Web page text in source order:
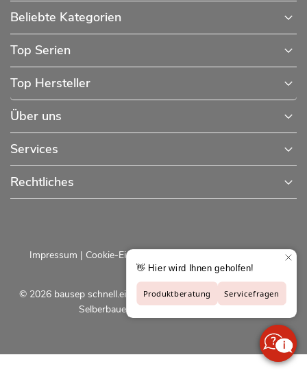
Beliebte Kategorien
Top Serien
Top Hersteller
Über uns
Services
Rechtliches
© 2026 bausep schnell.einfach.preiswert - Baustoffe online für
Selberbauer und Profis |bausep.de
Impressum | Cookie-Einstellungen